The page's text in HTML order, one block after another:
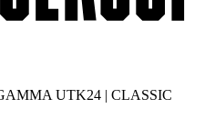
UTK24 | CLASSIC